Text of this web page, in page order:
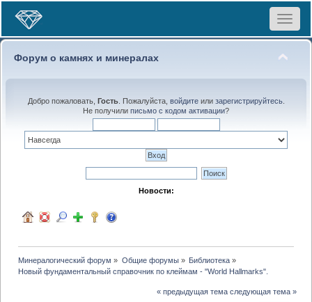
Toggle
Форум о камнях и минералах
Добро пожаловать, Гость. Пожалуйста, войдитеили зарегистрируйтесь.
Не получили письмо с кодом активации?
Новости:
Минералогический форум » Общие форумы» Библиотека»
Новый фундаментальный справочник по клеймам - "World Hallmarks".
« предыдущая тема следующая тема »